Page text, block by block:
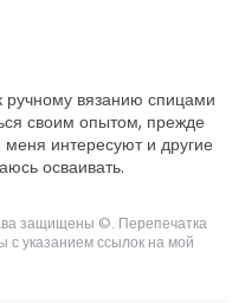
ручному вязанию спицами
своим опытом, прежде
меня интересуют и другие
осваивать.
защищены ©. Перепечатка
указанием ссылок на мой